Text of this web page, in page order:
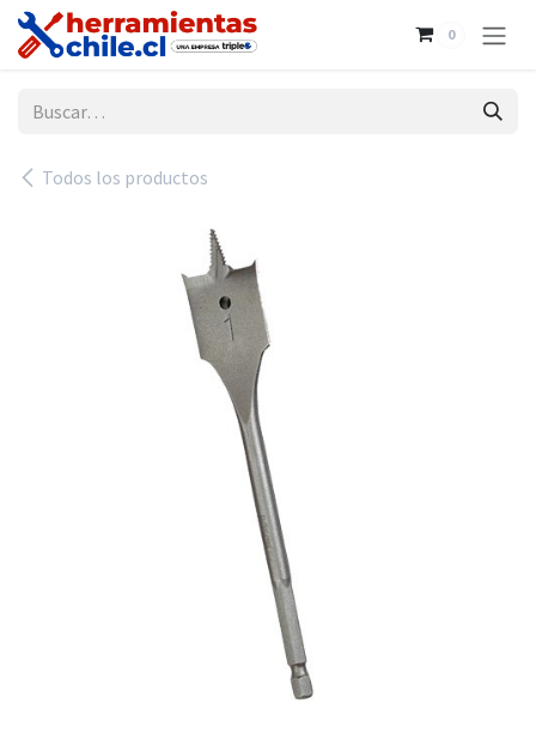
Ir al contenido
0
Todos los productos